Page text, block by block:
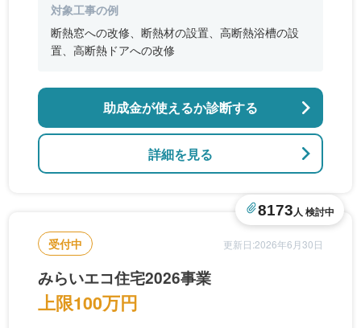
対象工事の例
断熱窓への改修、断熱材の設置、高断熱浴槽の設
置、高断熱ドアへの改修
詳細を見る
助成金が使えるか診断する
受付中 更新日:2026年6月30日
みらいエコ住宅2026事業
上限100万円
8173人 検討中